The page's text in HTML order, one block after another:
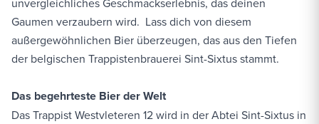
Gaumen verzaubern wird. Lass dich von diesem
außergewöhnlichen Bier überzeugen, das aus den Tiefen
der belgischen Trappistenbrauerei Sint-Sixtus stammt.
Das begehrteste Bier der Welt
Das Trappist Westvleteren 12 wird in der Abtei Sint-Sixtus in